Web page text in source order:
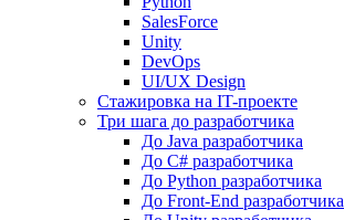
SalesForce
Unity
DevOps
UI/UX Design
Стажировка на IT-проекте
Три шага до разработчика
До Java разработчика
До C# разработчика
До Python разработчика
До Front-End разработчика